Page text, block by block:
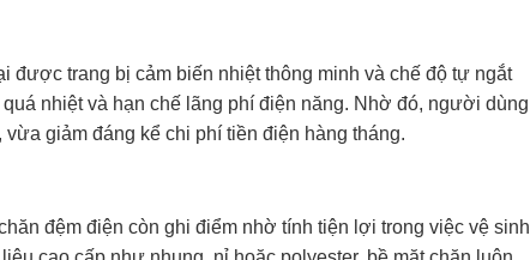
được trang bị cảm biến nhiệt thông minh và chế độ tự ngắt
nhiệt và hạn chế lãng phí điện năng. Nhờ đó, người dùng
giảm đáng kể chi phí tiền điện hàng tháng.
đệm điện còn ghi điểm nhờ tính tiện lợi trong việc vệ sinh